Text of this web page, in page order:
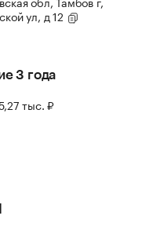
ул, д 12
3 года
тыс. ₽